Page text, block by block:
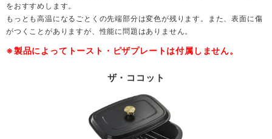
をおすすめします。
もっとも高温になるごとくの先端部分は変色が残ります。また、表面に傷
がつくことがありますが、性能に問題はありません。
※製品によってトースト・ピザプレートは付属しません。
ザ・ココット